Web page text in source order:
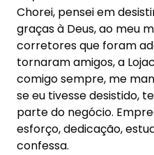
Chorei, pensei em
graças à Deus, ao meu
corretores que foram
tornaram amigos, a
comigo sempre, me
se eu tivesse desistido,
parte do negócio.
esforço, dedicação,
confessa.